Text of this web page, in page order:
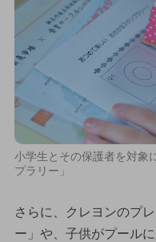
小学生とその保護者を対象
プラリー」
さらに、クレヨンのプ
ー」や、子供がプール